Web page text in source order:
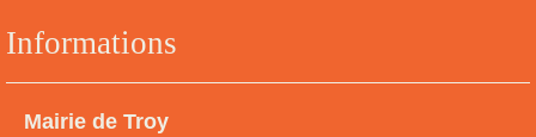
Informations
Mairie de Troy